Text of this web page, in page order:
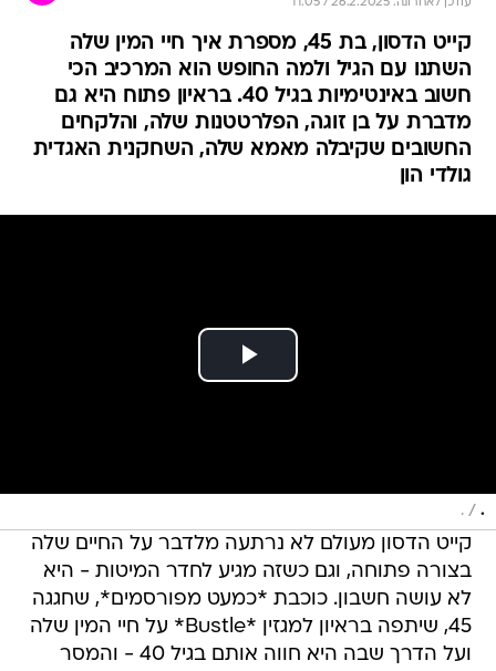
עודכן לאחרונה: 26.2.2025 / 11:05
קייט הדסון, בת 45, מספרת איך חיי המין שלה
השתנו עם הגיל ולמה החופש הוא המרכיב הכי
חשוב באינטימיות בגיל 40. בראיון פתוח היא גם
מדברת על בן זוגה, הפלרטטנות שלה, והלקחים
החשובים שקיבלה מאמא שלה, השחקנית האגדית
גולדי הון
.
/
.
קייט הדסון מעולם לא נרתעה מלדבר על החיים שלה
בצורה פתוחה, וגם כשזה מגיע לחדר המיטות - היא
לא עושה חשבון. כוכבת *כמעט מפורסמים*, שחגגה
45, שיתפה בראיון למגזין *Bustle* על חיי המין שלה
ועל הדרך שבה היא חווה אותם בגיל 40 - והמסר